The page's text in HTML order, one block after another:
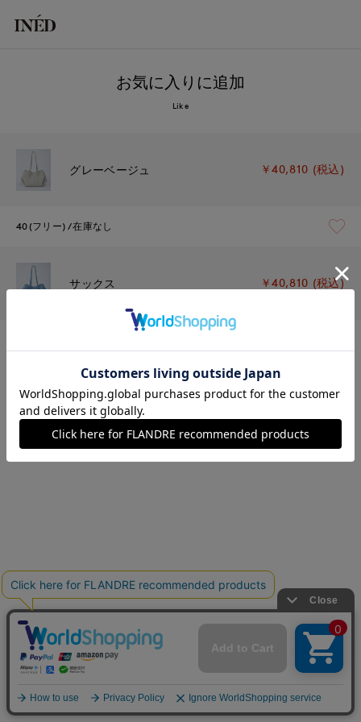
お気に入りに追加
Like
グレーベージュ ￥40,810 (税込)
40(フリー) 在庫なし
サックス ￥40,810 (税込)